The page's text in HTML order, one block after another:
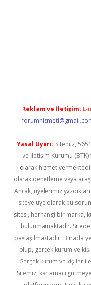
Reklam ve İletişim: E-
Yasal Uyarı: Sitemiz,
ve İletişim Kurumu (BTK)
olarak hizmet
olarak denetleme veya
Ancak, üyelerimiz
siteye üye olarak bu
sitesi, herhangi bir marka,
bulunmamaktadır. Sitede
paylaşılmaktadır. Burada
olup, gerçek kurum ve
Gerçek kurum ve kişiler
Sitemiz, kar amacı